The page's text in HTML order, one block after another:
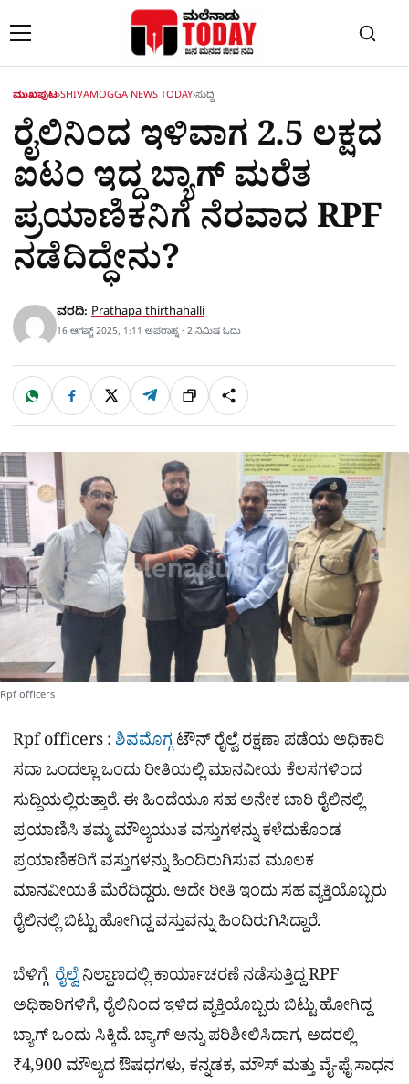
ಮುಖಪುಟ›SHIVAMOGGA NEWS TODAY›ಸುದ್ದಿ
ರೈಲಿನಿಂದ ಇಳಿವಾಗ 2.5 ಲಕ್ಷದ
ಐಟಂ ಇದ್ದ ಬ್ಯಾಗ್ ಮರೆತ
ಪ್ರಯಾಣಿಕನಿಗೆ ನೆರವಾದ RPF
ನಡೆದಿದ್ಧೇನು?
ವರದಿ: Prathapa thirthahalli
16 ಆಗಷ್ಟ್ 2025, 1:11 ಅಪರಾಹ್ನ · 2 ನಿಮಿಷ ಓದು
ಹಂಚಿಕೊಳ್ಳಿ
W
a
t
p
F
c
e
o
X T
l
e
a
ಲಿಂ
ಕ್
S
h
a
Rpf officers
Rpf officers :ಶಿವಮೊಗ್ಗಟೌನ್​ ರೈಲ್ವೆ ರಕ್ಷಣಾ ಪಡೆಯ ಅಧಿಕಾರಿ
ಸದಾ ಒಂದಲ್ಲಾ ಒಂದು ರೀತಿಯಲ್ಲಿ ಮಾನವೀಯ ಕೆಲಸಗಳಿಂದ
ಸುದ್ದಿಯಲ್ಲಿರುತ್ತಾರೆ. ಈ ಹಿಂದೆಯೂ ಸಹ ಅನೇಕ ಬಾರಿ ರೈಲಿನಲ್ಲಿ
ಪ್ರಯಾಣಿಸಿ ತಮ್ಮ ಮೌಲ್ಯಯುತ ವಸ್ತುಗಳನ್ನು ಕಳೆದುಕೊಂಡ
ಪ್ರಯಾಣಿಕರಿಗೆ ವಸ್ತುಗಳನ್ನು ಹಿಂದಿರುಗಿಸುವ ಮೂಲಕ
ಮಾನವೀಯತೆ ಮೆರೆದಿದ್ದರು. ಅದೇ ರೀತಿ ಇಂದು ಸಹ ವ್ಯಕ್ತಿಯೊಬ್ಬರು
ರೈಲಿನಲ್ಲಿ ಬಿಟ್ಟು ಹೋಗಿದ್ದ ವಸ್ತುವನ್ನು ಹಿಂದಿರುಗಿಸಿದ್ದಾರೆ.
ಬೆಳಿಗ್ಗೆ ರೈಲ್ವೆನಿಲ್ದಾಣದಲ್ಲಿ ಕಾರ್ಯಾಚರಣೆ ನಡೆಸುತ್ತಿದ್ದ RPF
ಅಧಿಕಾರಿಗಳಿಗೆ, ರೈಲಿನಿಂದ ಇಳಿದ ವ್ಯಕ್ತಿಯೊಬ್ಬರು ಬಿಟ್ಟು ಹೋಗಿದ್ದ
ಬ್ಯಾಗ್ ಒಂದು ಸಿಕ್ಕಿದೆ. ಬ್ಯಾಗ್ ಅನ್ನು ಪರಿಶೀಲಿಸಿದಾಗ, ಅದರಲ್ಲಿ
₹4,900 ಮೌಲ್ಯದ ಔಷಧಗಳು, ಕನ್ನಡಕ, ಮೌಸ್ ಮತ್ತು ವೈ-ಫೈ ಸಾಧನ